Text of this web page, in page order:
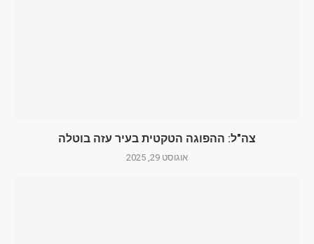
צה"ל: ההפוגה הטקטית בעיר עזה בוטלה
אוגוסט 29, 2025